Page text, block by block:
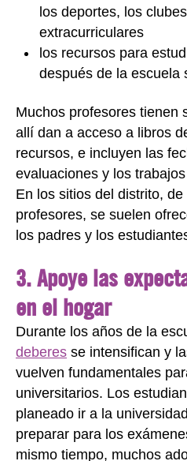
los deportes, los
extracurriculares
los recursos para
después de la escuela
Muchos profesores tienen
allí dan a acceso a libros
recursos, e incluyen las
evaluaciones y los
En los sitios del distrito,
profesores, se suelen
los padres y los
3. Apoye las
en el hogar
Durante los años de la
deberes se intensifican y
vuelven fundamentales
universitarios. Los
planeado ir a la
preparar para los
mismo tiempo, muchos